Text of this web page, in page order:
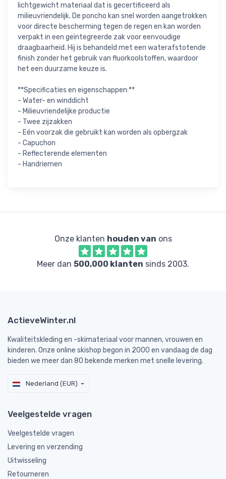
lichtgewicht materiaal dat is gecertificeerd als
milieuvriendelijk. De poncho kan snel worden aangetrokken
voor directe bescherming tegen de regen en kan worden
verpakt in een geïntegreerde zak voor eenvoudige
draagbaarheid. Hij is behandeld met een waterafstotende
finish zonder het gebruik van fluorkoolstoffen, waardoor
het een duurzame keuze is.
**Specificaties en eigenschappen:**
- Water- en winddicht
- Milieuvriendelijke productie
- Twee zijzakken
- Eén voorzak die gebruikt kan worden als opbergzak
- Capuchon
- Reflecterende elementen
- Handriemen
Onze klanten houden van ons
Meer dan 500,000 klanten sinds 2003.
ActieveWinter.nl
Kwaliteitskleding en -skimateriaal voor mannen, vrouwen en
kinderen. Onze online skishop begon in 2000 en vandaag de dag
bieden we meer dan 80 bekende merken met snelle levering.
Nederland (EUR)
Veelgestelde vragen
Veelgestelde vragen
Levering en verzending
Uitwisseling
Retourneren